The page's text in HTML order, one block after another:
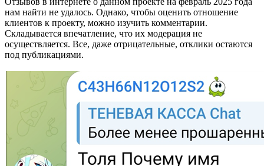
нам найти не удалось. Однако, чтобы оценить отношение
клиентов к проекту, можно изучить комментарии.
Складывается впечатление, что их модерация не
осуществляется. Все, даже отрицательные, отклики остаются
под публикациями.